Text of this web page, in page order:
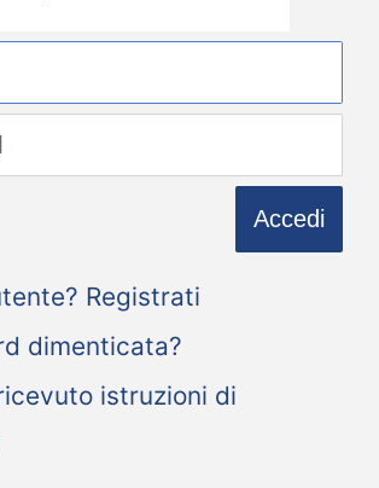
Registrati
dimenticata?
istruzioni di